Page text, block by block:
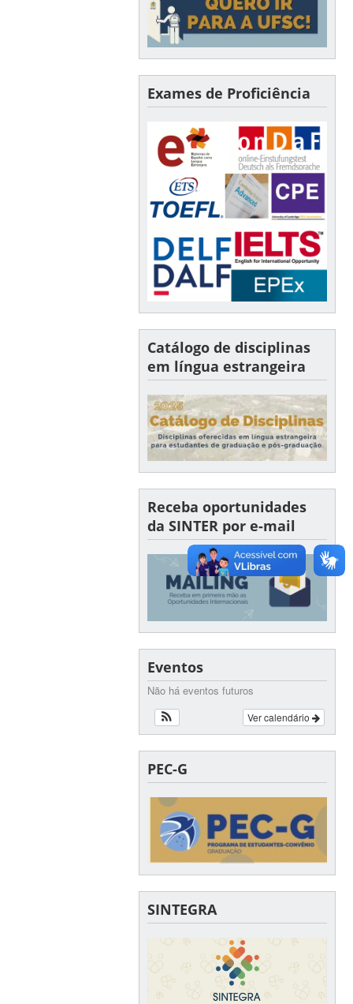
Exames de Proficiência
Catálogo de disciplinas
em língua estrangeira
Receba oportunidades
da SINTER por e-mail
Eventos
Não há eventos futuros
Ver calendário
PEC-G
SINTEGRA